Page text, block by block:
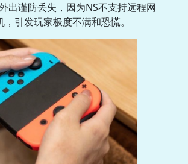
出谨防丢失，因为NS不支持远程网
，引发玩家极度不满和恐慌。